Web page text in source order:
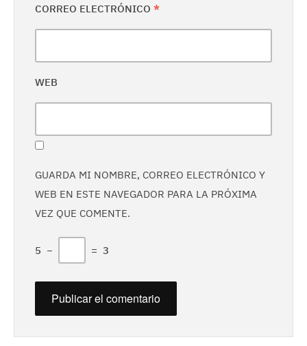
CORREO ELECTRÓNICO *
WEB
GUARDA MI NOMBRE, CORREO ELECTRÓNICO Y
WEB EN ESTE NAVEGADOR PARA LA PRÓXIMA
VEZ QUE COMENTE.
5 − = 3